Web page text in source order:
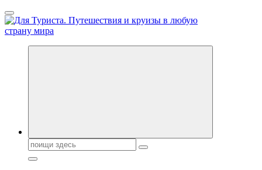
Перейти
к
содержанию
Новости туризма, куда поехать на отдых, где провести отпуск.
Поиск: